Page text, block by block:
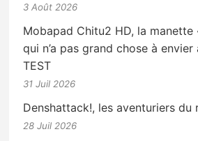
3 Août 2026
Mobapad Chitu2 HD, la manette
qui n’a pas grand chose à envier
TEST
31 Juil 2026
Denshattack!, les aventuriers du
28 Juil 2026